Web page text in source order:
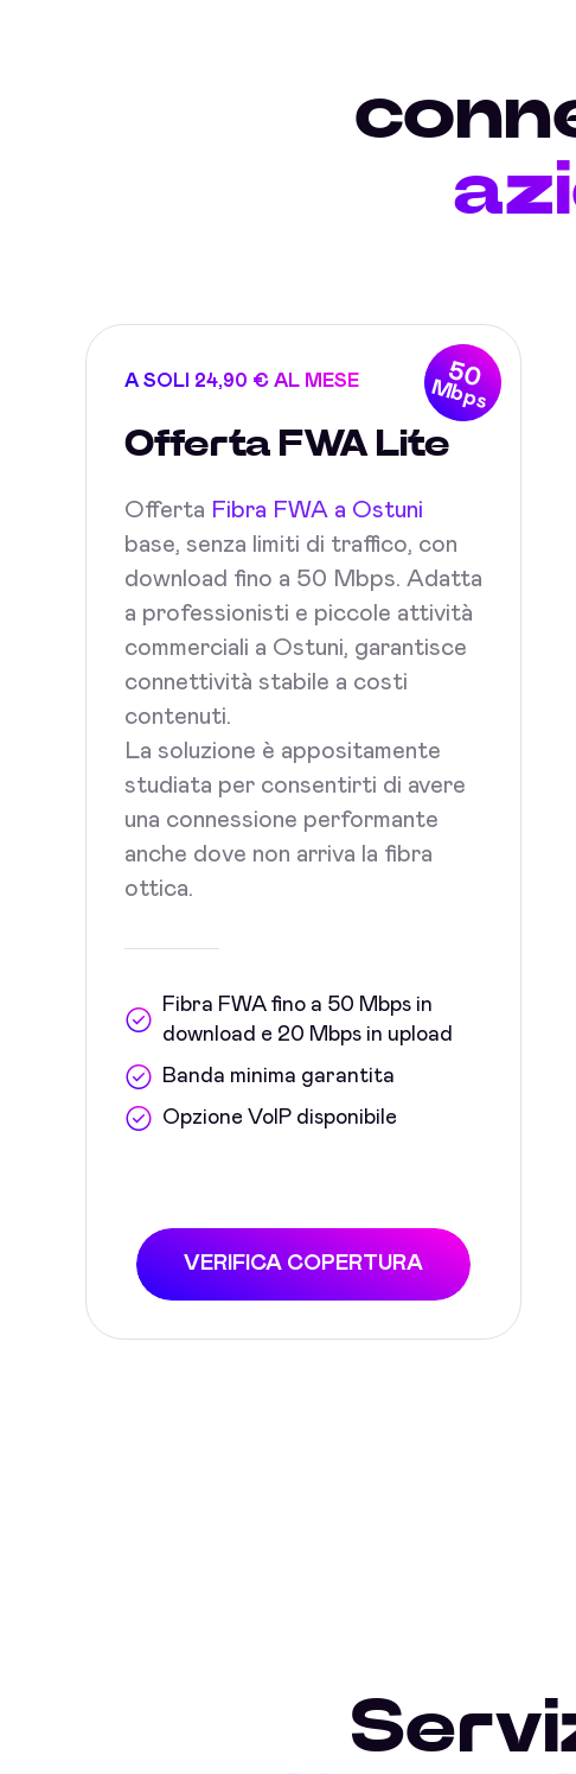
50
Mbps
A SOLI 24,90 € AL MESE
Offerta FWA Lite
Offerta Fibra FWA a Ostuni
base, senza limiti di traffico, con
download fino a 50 Mbps. Adatta
a professionisti e piccole attività
commerciali a Ostuni, garantisce
connettività stabile a costi
contenuti.
La soluzione è appositamente
studiata per consentirti di avere
una connessione performante
anche dove non arriva la fibra
ottica.
Fibra FWA fino a 50 Mbps in
download e 20 Mbps in upload
Banda minima garantita
Opzione VoIP disponibile
VERIFICA COPERTURA